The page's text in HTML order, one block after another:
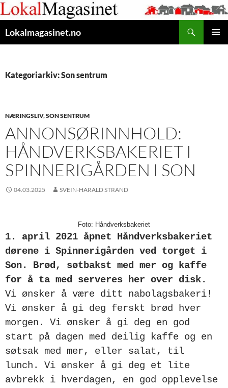
Gå
til
innhaldet
Lokalmagasinet.no
Kategoriarkiv: Son sentrum
NÆRINGSLIV,SON SENTRUM
ANNONSØRINNHOLD:
HÅNDVERKSBAKERIET I
SPINNERIGÅRDEN I SON
04.03.2025 SVEIN-HARALD STRAND
Foto: Håndverksbakeriet
1. april 2021 åpnet Håndverksbakeriet
dørene i Spinnerigården ved torget i
Son. Brød, søtbakst med mer og kaffe
for å ta med serveres her over disk.
Vi ønsker å være ditt nabolagsbakeri!
Vi ønsker å gi deg ferskt brød hver
morgen. Vi ønsker å gi deg en god
start på dagen med deilig kaffe og en
søtsak med mer, eller salat, til
lunch. Vi ønsker å gi deg et lite
avbrekk i hverdagen, en god opplevelse